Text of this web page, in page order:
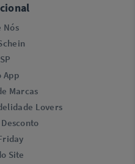
Nós
App
Marcas
Lovers​
Site